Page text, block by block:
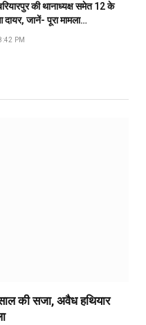
की थानाध्यक्ष समेत 12 के
जानें- पूरा मामला…
PM
की सजा, अवैध हथियार